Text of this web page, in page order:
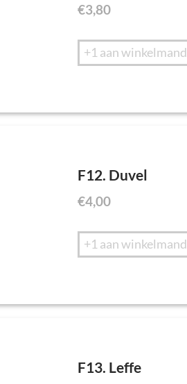
€3,80
+1 aan winkelmand
F12. Duvel
€4,00
+1 aan winkelmand
F13. Leffe